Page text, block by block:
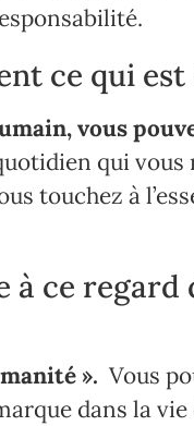
ce qui
vous
qui
touchez à
ce regard
». Vous
dans la